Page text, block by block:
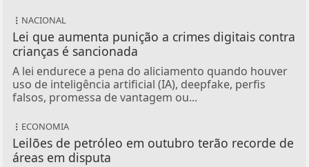
NACIONAL
Lei que aumenta punição a crimes digitais contra
crianças é sancionada
A lei endurece a pena do aliciamento quando houver
uso de inteligência artificial (IA), deepfake, perfis
falsos, promessa de vantagem ou...
ECONOMIA
Leilões de petróleo em outubro terão recorde de
áreas em disputa